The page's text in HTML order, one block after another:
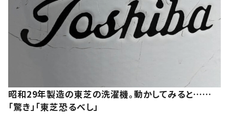
昭和29年製造の東芝の洗濯機。動かしてみると……
「驚き」「東芝恐るべし」